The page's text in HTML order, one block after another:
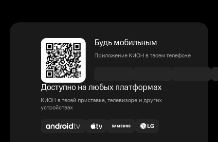
Будь мобильным
Приложение КИОН в твоем телефоне
Доступно на любых платформах
КИОН в твоей приставке, телевизоре и других
устройствах